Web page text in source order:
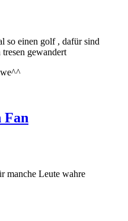
so einen golf , dafür sind
gewandert
Fan
manche Leute wahre